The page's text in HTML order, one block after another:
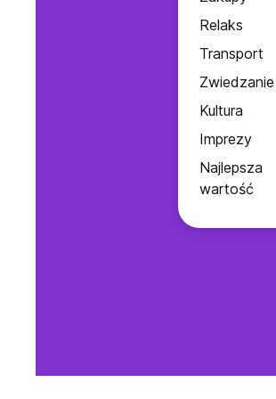
Relaks
Transport
Zwiedzanie
Kultura
Imprezy
Najlepsza
wartość